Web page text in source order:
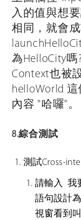
入的值與想
相同，就會
為HelloCity
Context也被
helloWorld
內容 "哈囉"。
8.綜合測試
測試Cross-
請輸入 我
語句設計
視窗看到